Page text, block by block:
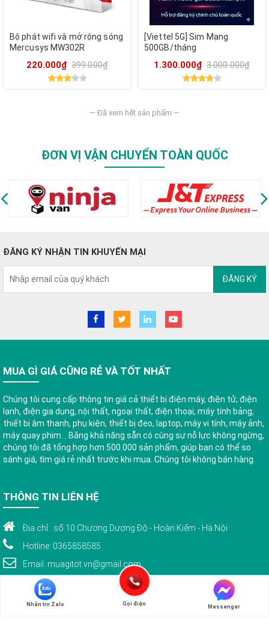
Bộ phát wifi và mở rộng sóng
Mercusys MW302R
220.000₫ 399.000₫
[Viettel 5G] Sim Mạng
500GB/tháng
1.300.000₫ 3.000.000₫
— Đã xem hết sản phẩm —
ĐƠN VỊ VẬN CHUYỂN TOÀN QUỐC
ĐĂNG KÝ NHẬN TIN KHUYẾN MẠI
ĐĂNG KÝ
MUA GÌ GIÁ CŨNG RẺ VÀ TỐT NHẤT
Chúng tôi cung cấp thông tin giá cả thiết bị điện máy, điện tử, điện
lạnh, điện gia dụng, nội thất, ngoại thất, điện thoại, máy tính bảng,
thiết bị âm thanh, phụ kiện, thiết bị đeo, laptop, máy vi tính, máy ảnh,
máy quay phim... Bằng khả năng sẵn có cùng sự nỗ lực không ngừng,
chúng tôi đã tổng hợp hơn 500.000 sản phẩm, giúp bạn có thể so
sánh giá, tìm giá rẻ nhất trước khi mua. Chúng tôi không bán hàng.
THÔNG TIN LIÊN HỆ
Địa chỉ : số 10 Chương Dương Độ - Hoàn Kiếm - Hà Nội
Hotline: 0365858585
Email: muagitot.vn@gmail.com
Nhắn tin Zalo Gọi điện Messenger